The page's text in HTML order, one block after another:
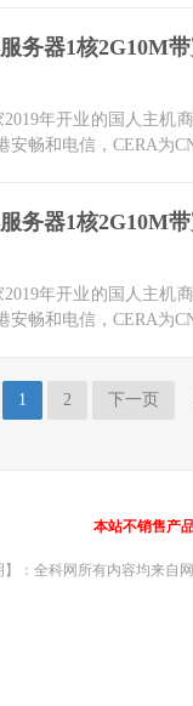
务器1核2G10M带
年开业的国人主机
畅和电信，CERA为
务器1核2G10M带
年开业的国人主机
畅和电信，CERA为
1 2 下一页
本站不销售产
】：全科网所有内容均来自